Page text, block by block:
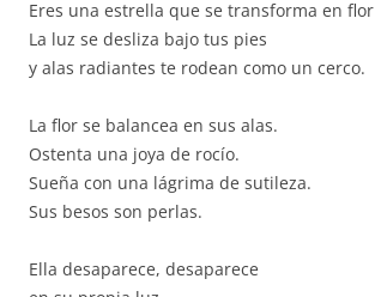
Eres una estrella que se transforma en flor
La luz se desliza bajo tus pies
y alas radiantes te rodean como un cerco.
La flor se balancea en sus alas.
Ostenta una joya de rocío.
Sueña con una lágrima de sutileza.
Sus besos son perlas.
Ella desaparece, desaparece